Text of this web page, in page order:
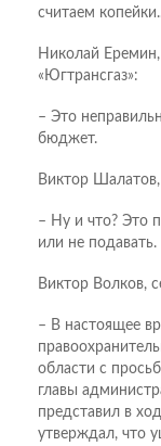
считаем
Николай
«Югтрансгаз»:
– Это
бюджет.
Виктор Шалатов,
– Ну и что? Это
или не подавать.
Виктор Волков,
– В настоящее
области с
главы
представил в
утверждал, что